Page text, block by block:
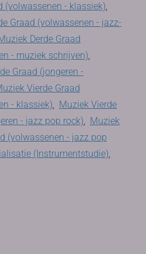
(volwassenen - klassiek),
Graad (volwassenen - jazz-
Derde Graad
- muziek schrijven),
Graad (jongeren -
Vierde Graad
- klassiek), Muziek Vierde
- jazz pop rock), Muziek
(volwassenen - jazz pop
(Instrumentstudie),